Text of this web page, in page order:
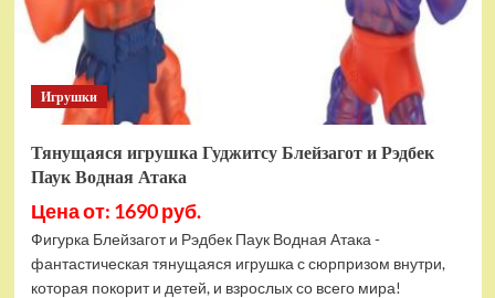
Игрушки
Тянущаяся игрушка Гуджитсу Блейзагот и Рэдбек
Паук Водная Атака
Цена от: 1690 руб.
Фигурка Блейзагот и Рэдбек Паук Водная Атака -
фантастическая тянущаяся игрушка с сюрпризом внутри,
которая покорит и детей, и взрослых со всего мира!